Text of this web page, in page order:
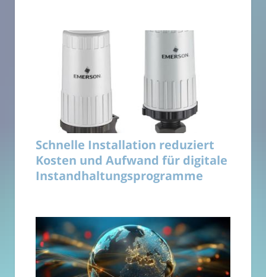
Schnelle Installation reduziert
Kosten und Aufwand für digitale
Instandhaltungsprogramme